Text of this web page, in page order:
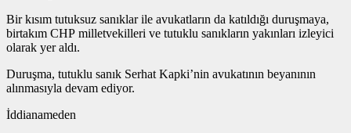
Bir kısım tutuksuz sanıklar ile avukatların da katıldığı duruşmaya,
birtakım CHP milletvekilleri ve tutuklu sanıkların yakınları izleyici
olarak yer aldı.
Duruşma, tutuklu sanık Serhat Kapki’nin avukatının beyanının
alınmasıyla devam ediyor.
İddianameden